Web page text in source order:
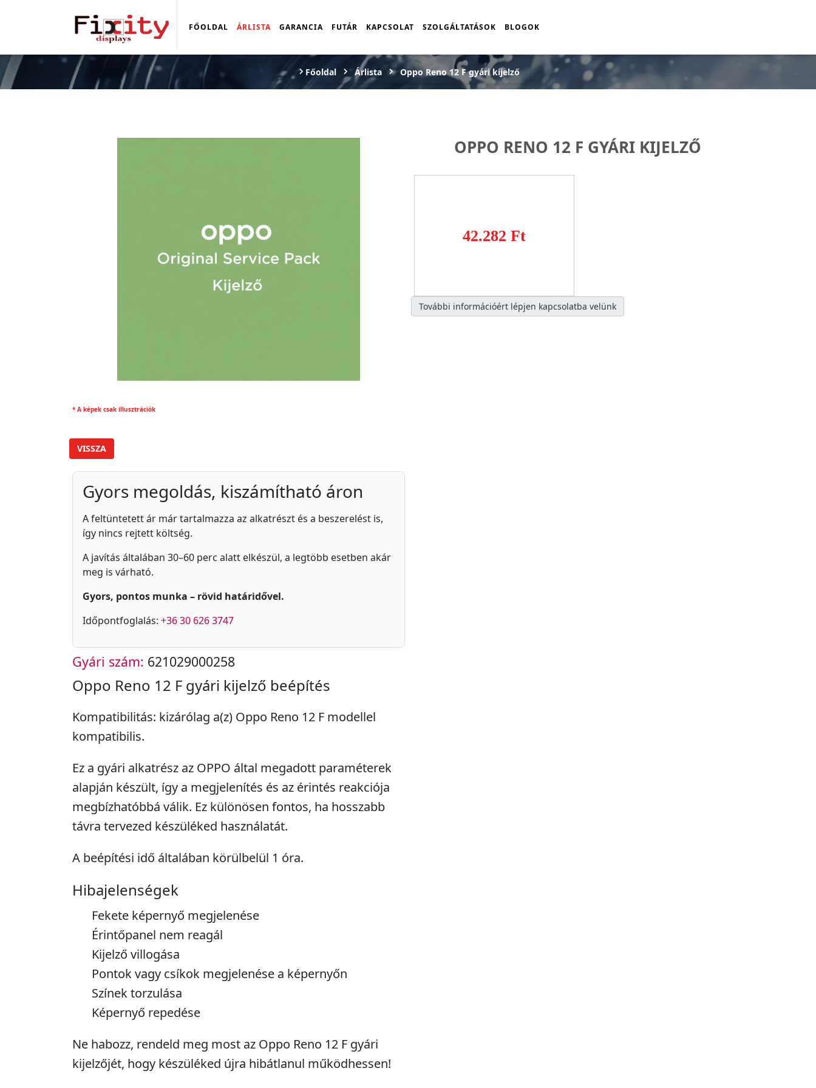
FŐOLDAL ÁRLISTA GARANCIA FUTÁR KAPCSOLAT SZOLGÁLTATÁSOK BLOGOK
Főoldal Árlista Oppo Reno 12 F gyári kijelző
* A képek csak illusztrációk
OPPO RENO 12 F GYÁRI KIJELZŐ
42.282 Ft
További információért lépjen kapcsolatba velünk
VISSZA
Gyors megoldás, kiszámítható áron
A feltüntetett ár már tartalmazza az alkatrészt és a beszerelést is,
így nincs rejtett költség.
A javítás általában 30–60 perc alatt elkészül, a legtöbb esetben akár
meg is várható.
Gyors, pontos munka – rövid határidővel.
Időpontfoglalás: +36 30 626 3747
Gyári szám: 621029000258
Oppo Reno 12 F gyári kijelző beépítés
Kompatibilitás: kizárólag a(z) Oppo Reno 12 F modellel
kompatibilis.
Ez a gyári alkatrész az OPPO által megadott paraméterek
alapján készült, így a megjelenítés és az érintés reakciója
megbízhatóbbá válik. Ez különösen fontos, ha hosszabb
távra tervezed készüléked használatát.
A beépítési idő általában körülbelül 1 óra.
Hibajelenségek
Fekete képernyő megjelenése
Érintőpanel nem reagál
Kijelző villogása
Pontok vagy csíkok megjelenése a képernyőn
Színek torzulása
Képernyő repedése
Ne habozz, rendeld meg most az Oppo Reno 12 F gyári
kijelzőjét, hogy készüléked újra hibátlanul működhessen!